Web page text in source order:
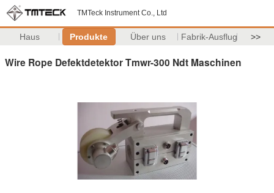
TMTeck Instrument Co., Ltd
Haus Produkte Über uns Fabrik-Ausflug >>
Wire Rope Defektdetektor Tmwr-300 Ndt Maschinen